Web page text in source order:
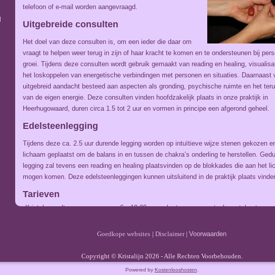
telefoon of e-mail worden aangevraagd.
Uitgebreide consulten
Het doel van deze consulten is, om een ieder die daar om
vraagt te helpen weer terug in zijn of haar kracht te komen en te ondersteunen bij
groei. Tijdens deze consulten wordt gebruik gemaakt van reading en healing,
het loskoppelen van energetische verbindingen met personen en situaties. Daarnaast
uitgebreid aandacht besteed aan aspecten als gronding, psychische ruimte en het
van de eigen energie. Deze consulten vinden hoofdzakelijk plaats in onze praktijk in
Heerhugowaard, duren circa 1.5 tot 2 uur en vormen in principe een afgerond geheel.
Edelsteenlegging
Tijdens deze ca. 2.5 uur durende legging worden op intuïtieve wijze stenen gekozen
lichaam geplaatst om de balans in en tussen de chakra’s onderling te herstellen.
legging zal tevens een reading en healing plaatsvinden op de blokkades die aan het
mogen komen. Deze edelsteenleggingen kunnen uitsluitend in de praktijk plaats
Tarieven
Kristalconsult: € 10,00
excl. steen en eventuele portokosten
€ 50,00
per uur
€ 125,00
per keer
50,00 per sessie
Goedkope websites | Disclaimer| Voorwaarden
Copyright © Kristalijn 2026 - Alle Rechten Voorbehouden.
Powered by Kostenlooshosten